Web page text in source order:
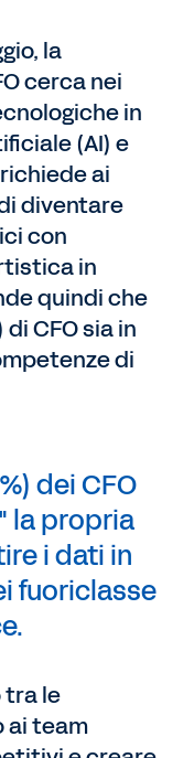
la
cerca nei
in
(AI) e
ai
diventare
con
in
quindi che
CFO sia in
di
dei CFO
la propria
i dati in
fuoriclasse
tra le
ai team